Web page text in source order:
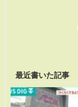
最近書いた記事